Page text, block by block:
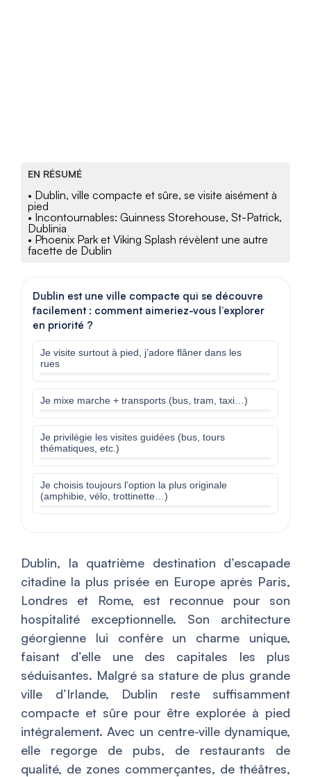
EN RÉSUMÉ
• Dublin, ville compacte et sûre, se visite aisément à
pied
• Incontournables: Guinness Storehouse, St-Patrick,
Dublinia
• Phoenix Park et Viking Splash révèlent une autre
facette de Dublin
Dublin est une ville compacte qui se découvre
facilement : comment aimeriez-vous l’explorer
en priorité ?
Je visite surtout à pied, j’adore flâner dans les
rues
Je mixe marche + transports (bus, tram, taxi…)
Je privilégie les visites guidées (bus, tours
thématiques, etc.)
Je choisis toujours l’option la plus originale
(amphibie, vélo, trottinette…)
Dublin, la quatrième destination d’escapade
citadine la plus prisée en Europe après Paris,
Londres et Rome, est reconnue pour son
hospitalité exceptionnelle. Son architecture
géorgienne lui confère un charme unique,
faisant d’elle une des capitales les plus
séduisantes. Malgré sa stature de plus grande
ville d’Irlande, Dublin reste suffisamment
compacte et sûre pour être explorée à pied
intégralement. Avec un centre-ville dynamique,
elle regorge de pubs, de restaurants de
qualité, de zones commerçantes, de théâtres,